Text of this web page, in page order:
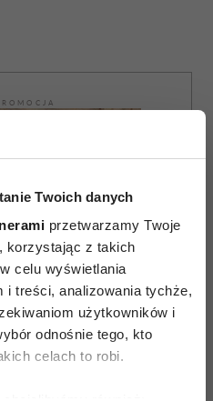
Twoich danych
przetwarzamy Twoje
korzystając z takich
celu wyświetlania
i treści, analizowania tychże,
użytkowników i
odnośnie tego, kto
celach to robi.